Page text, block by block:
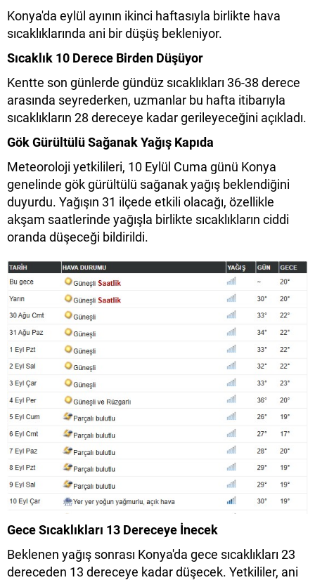
Konya'da eylül ayının ikinci haftasıyla birlikte hava
sıcaklıklarında ani bir düşüş bekleniyor.
Sıcaklık 10 Derece Birden Düşüyor
Kentte son günlerde gündüz sıcaklıkları 36-38 derece
arasında seyrederken, uzmanlar bu hafta itibarıyla
sıcaklıkların 28 dereceye kadar gerileyeceğini açıkladı.
Gök Gürültülü Sağanak Yağış Kapıda
Meteoroloji yetkilileri, 10 Eylül Cuma günü Konya
genelinde gök gürültülü sağanak yağış beklendiğini
duyurdu. Yağışın 31 ilçede etkili olacağı, özellikle
akşam saatlerinde yağışla birlikte sıcaklıkların ciddi
oranda düşeceği bildirildi.
Gece Sıcaklıkları 13 Dereceye İnecek
Beklenen yağış sonrası Konya'da gece sıcaklıkları 23
dereceden 13 dereceye kadar düşecek. Yetkililer, ani